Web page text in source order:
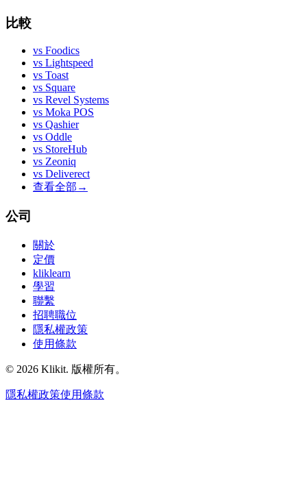
比較
vs Foodics
vs Lightspeed
vs Toast
vs Square
vs Revel Systems
vs Moka POS
vs Qashier
vs Oddle
vs StoreHub
vs Zeoniq
vs Deliverect
查看全部 →
公司
關於
定價
kliklearn
學習
聯繫
招聘職位
隱私權政策
使用條款
© 2026 Klikit. 版權所有。
隱私權政策使用條款